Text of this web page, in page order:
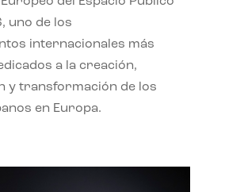
uno de los
internacionales más
a la creación,
y transformación de los
en Europa.